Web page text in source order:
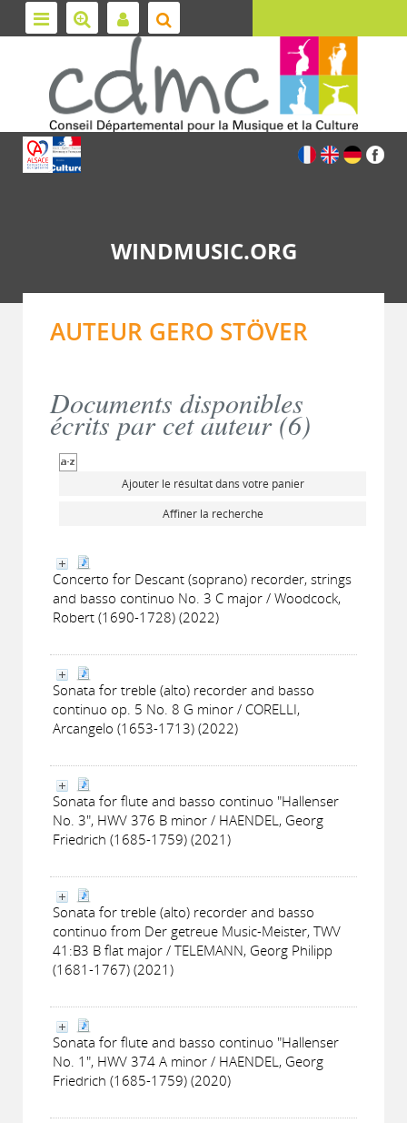
WINDMUSIC.ORG
AUTEUR GERO STÖVER
Documents disponibles
écrits par cet auteur (6)
Ajouter le résultat dans votre panier
Affiner la recherche
Concerto for Descant (soprano) recorder, strings
and basso continuo No. 3 C major / Woodcock,
Robert (1690-1728) (2022)
Sonata for treble (alto) recorder and basso
continuo op. 5 No. 8 G minor / CORELLI,
Arcangelo (1653-1713) (2022)
Sonata for flute and basso continuo "Hallenser
No. 3", HWV 376 B minor / HAENDEL, Georg
Friedrich (1685-1759) (2021)
Sonata for treble (alto) recorder and basso
continuo from Der getreue Music-Meister, TWV
41:B3 B flat major / TELEMANN, Georg Philipp
(1681-1767) (2021)
Sonata for flute and basso continuo "Hallenser
No. 1", HWV 374 A minor / HAENDEL, Georg
Friedrich (1685-1759) (2020)